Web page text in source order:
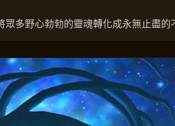
多野心勃勃的靈魂轉化成永無止盡的